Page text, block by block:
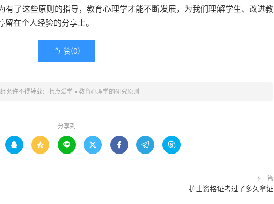
有了这些原则的指导，教育心理学才能不断发展，为我们理解学生、改进教
在个人经验的分享上。
 赞(0)
允许不得转载： 七点爱学 » 教育心理学的研究原则
分享到
      
下一篇
护士资格证考过了多久拿证